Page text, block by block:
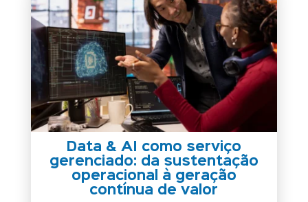
Data & AI como serviço
gerenciado: da sustentação
operacional à geração
contínua de valor